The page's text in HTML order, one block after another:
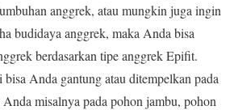
anggrek, atau mungkin juga ingin
budidaya anggrek, maka Anda bisa
berdasarkan tipe anggrek Epifit.
Anda gantung atau ditempelkan pada
misalnya pada pohon jambu, pohon